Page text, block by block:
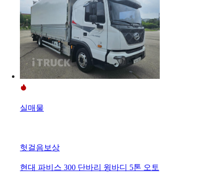
실매물
헛걸음보상
현대 파비스 300 단바리 윙바디 5톤 오토